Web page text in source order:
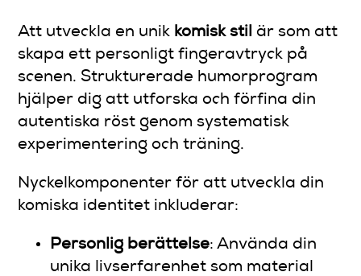
Att utveckla en unik komisk stil är som att
skapa ett personligt fingeravtryck på
scenen. Strukturerade humorprogram
hjälper dig att utforska och förfina din
autentiska röst genom systematisk
experimentering och träning.
Nyckelkomponenter för att utveckla din
komiska identitet inkluderar:
Personlig berättelse: Använda din
unika livserfarenhet som material